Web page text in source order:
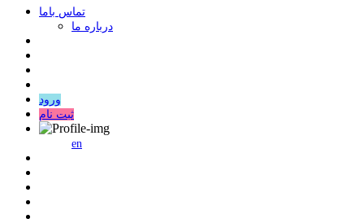
ﺗﻤﺎﺱ ﺑﺎﻣﺎ
درباره ما
ورود
ثبت نام
en